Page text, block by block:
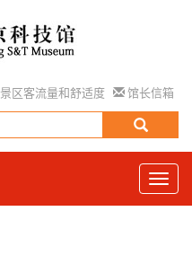
景区客流量和舒适度 馆长信箱